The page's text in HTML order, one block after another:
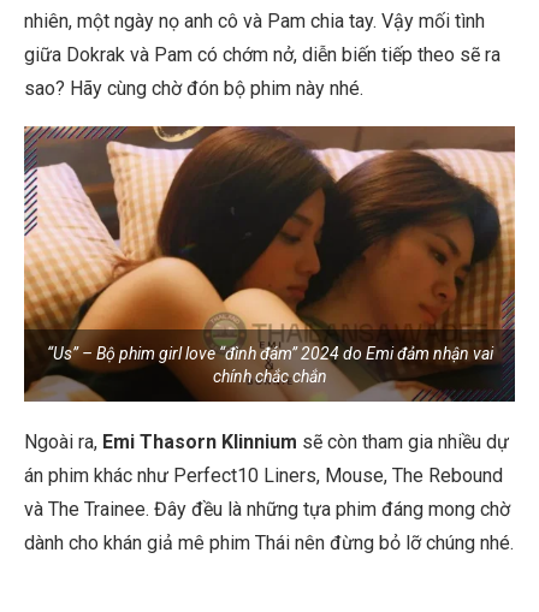
nhiên, một ngày nọ anh cô và Pam chia tay. Vậy mối tình
giữa Dokrak và Pam có chớm nở, diễn biến tiếp theo sẽ ra
sao? Hãy cùng chờ đón bộ phim này nhé.
“Us” – Bộ phim girl love “đình đám” 2024 do Emi đảm nhận vai
chính chắc chắn
Ngoài ra, Emi Thasorn Klinnium sẽ còn tham gia nhiều dự
án phim khác như Perfect10 Liners, Mouse, The Rebound
và The Trainee. Đây đều là những tựa phim đáng mong chờ
dành cho khán giả mê phim Thái nên đừng bỏ lỡ chúng nhé.